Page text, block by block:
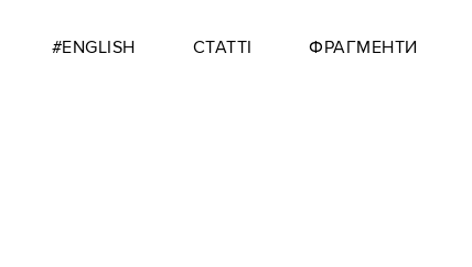
#ENGLISH СТАТТІ ФРАГМЕНТИ